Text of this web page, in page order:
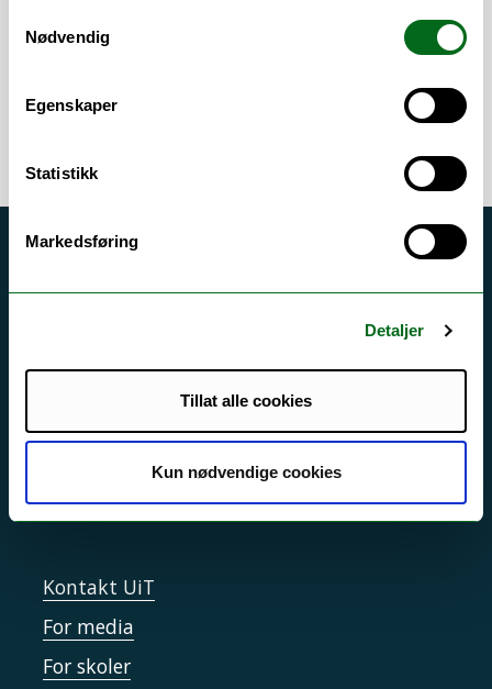
Nødvendig
Egenskaper
Statistikk
Markedsføring
Detaljer
Tillat alle cookies
Kun nødvendige cookies
Akutt hjelp
Si ifra!
Personvern ved UiT
Tilgjengelighetserklæring
Kontakt UiT
For media
For skoler